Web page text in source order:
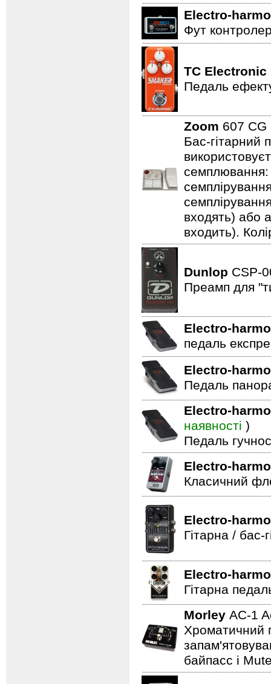
Electro-
Фут
TC Electronic
Педаль
Zoom 607
Бас-гітарний
семплювання:
входять) або
входить).
Dunlop CSP-
Преамп для
Electro-
педаль
Electro-
Педаль
Electro-
наявності )
Педаль
Electro-
Класичний
Electro-
Гітарна /
Electro-
Гітарна
Morley AC-1
Хроматичний
байпасс і